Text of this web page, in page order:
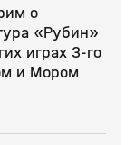
о
«Рубин»
играх 3-го
и Мором